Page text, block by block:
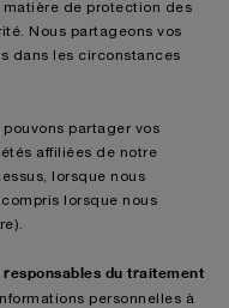
de protection des
Nous partageons vos
dans les circonstances
pouvons partager vos
affiliées de notre
lorsque nous
lorsque nous
du traitement
personnelles à